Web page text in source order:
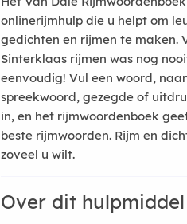
onlinerijmhulp die u helpt om
gedichten en rijmen te maken.
Sinterklaas rijmen was nog
eenvoudig! Vul een woord,
spreekwoord, gezegde of
in, en het rijmwoordenboek
beste rijmwoorden. Rijm en
zoveel u wilt.
Over dit hulpmiddel